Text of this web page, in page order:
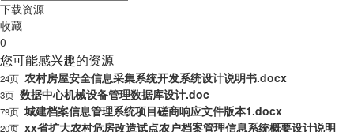
下载资源
收藏
0
您可能感兴趣的资源
24页 农村房屋安全信息采集系统开发系统设计说明书.docx
3页 数据中心机械设备管理数据库设计.doc
79页 城建档案信息管理系统项目磋商响应文件版本1.docx
20页 xx省扩大农村危房改造试点农户档案管理信息系统概要设计说明